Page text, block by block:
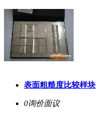
表面粗糙度比较样块
0询价面议